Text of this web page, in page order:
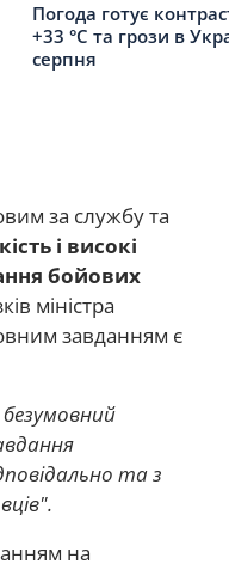
Погода готує
+33 °C та грози в
серпня
за службу та
і високі
бойових
міністра
завданням є
та з
на